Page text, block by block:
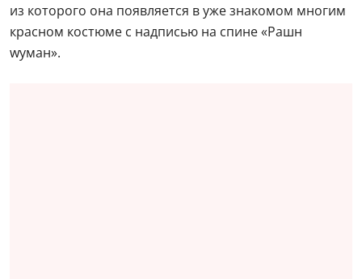
из которого она появляется в уже знакомом многим
красном костюме с надписью на спине «Рашн
wуман».